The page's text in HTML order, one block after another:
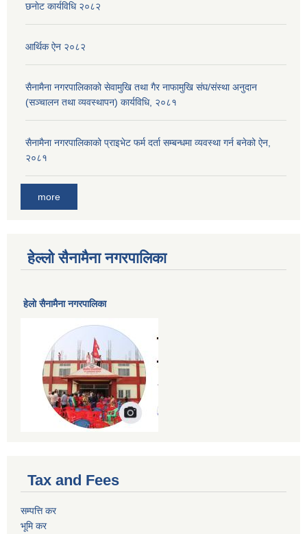
छनाेट कार्यविधि २०८२
आर्थिक ऐन २०८२
सैनामैना नगरपालिकाको सेवामुखि तथा गैर नाफामुखि संघ/संस्था अनुदान
(सञ्चालन तथा व्यवस्थापन) कार्यविधि, २०८१
सैनामैना नगरपालिकाको प्राइभेट फर्म दर्ता सम्बन्धमा व्यवस्था गर्न बनेको ऐन,
२०८१
more
हेल्लो सैनामैना नगरपालिका
हेलाे सैनामैना नगरपालिका
Tax and Fees
सम्पत्ति कर
भूमि कर